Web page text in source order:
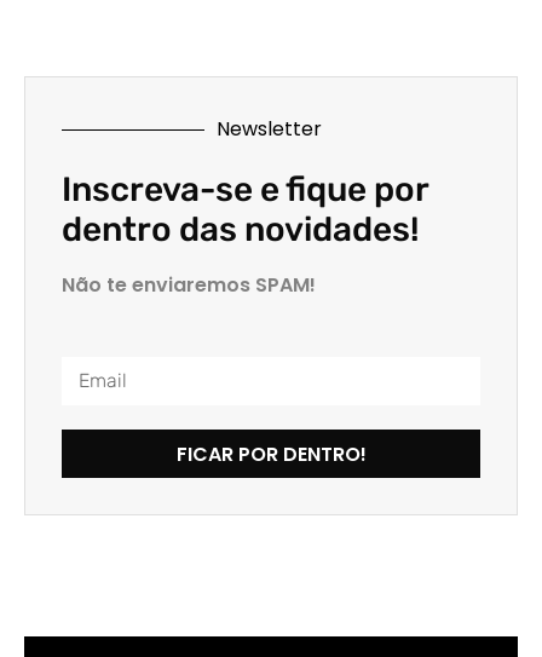
Newsletter
Inscreva-se e fique por
dentro das novidades!
Não te enviaremos SPAM!
FICAR POR DENTRO!